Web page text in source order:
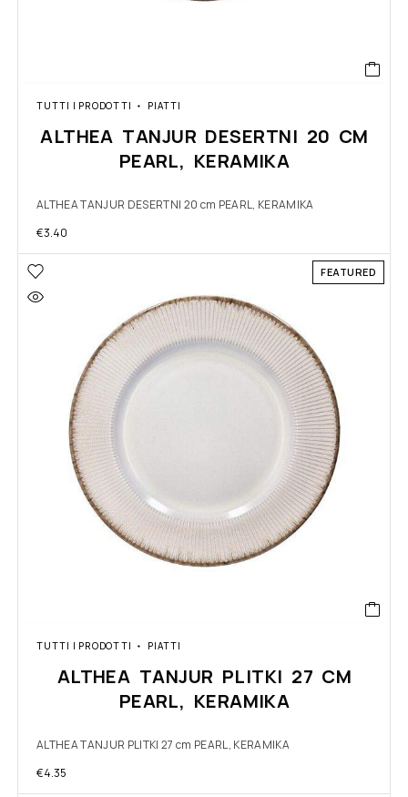
TUTTI I PRODOTTI PIATTI
ALTHEA TANJUR DESERTNI 20 CM
PEARL, KERAMIKA
ALTHEA TANJUR DESERTNI 20 cm PEARL, KERAMIKA
€3.40
FEATURED
TUTTI I PRODOTTI PIATTI
ALTHEA TANJUR PLITKI 27 CM
PEARL, KERAMIKA
ALTHEA TANJUR PLITKI 27 cm PEARL, KERAMIKA
€4.35